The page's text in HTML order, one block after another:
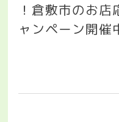
！倉敷市のお
ャンペーン開催